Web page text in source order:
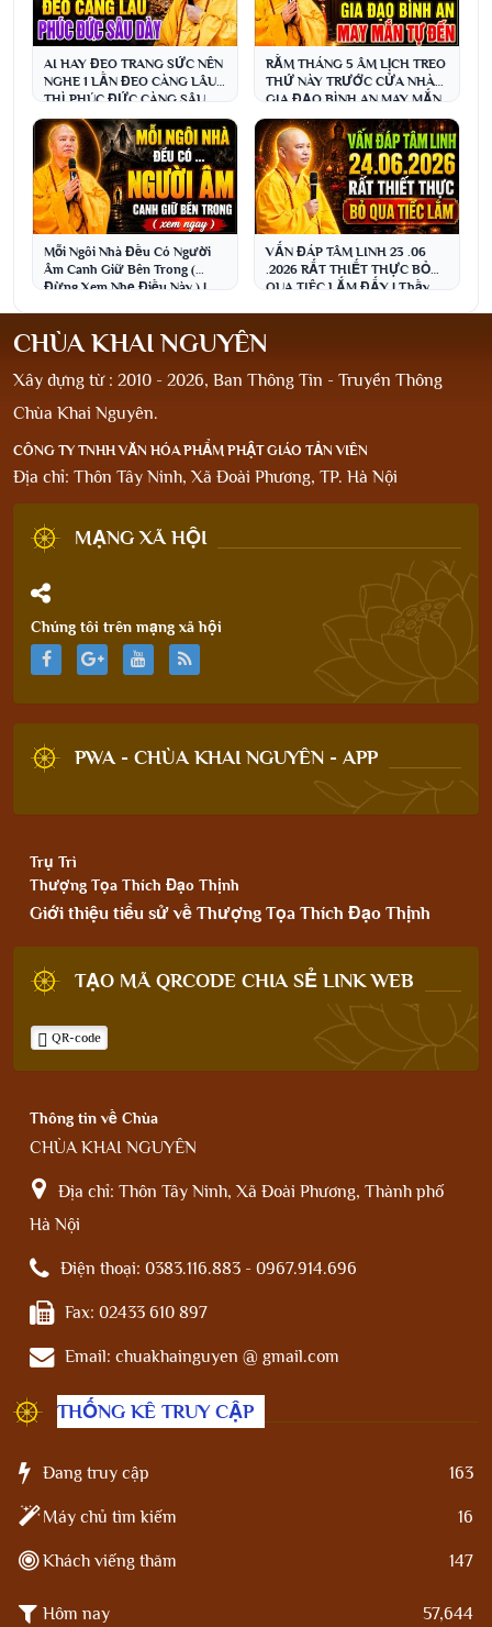
AI HAY ĐEO TRANG SỨC NÊN
NGHE 1 LẦN ĐEO CÀNG LÂU
THÌ PHÚC ĐỨC CÀNG SÂU
DÀY | Thầy Thích Đạo Thịnh
RẰM THÁNG 5 ÂM LỊCH TREO
THỨ NÀY TRƯỚC CỬA NHÀ
GIA ĐẠO BÌNH AN MAY MẮN
TỰ ĐẾN PHÚC ĐỨC RẤT LỚN
Mỗi Ngôi Nhà Đều Có Người
Âm Canh Giữ Bên Trong (
Đừng Xem Nhẹ Điều Này ) |
VẤN ĐÁP TÂM LINH 23 .06
.2026 RẤT THIẾT THỰC BỎ
QUA TIÊC LẮM ĐẤY | Thầy
CHÙA KHAI NGUYÊN
Xây dựng từ : 2010 - 2026, Ban Thông Tin - Truyền Thông
Chùa Khai Nguyên.
CÔNG TY TNHH VĂN HÓA PHẨM PHẬT GIÁO TẢN VIÊN
Địa chỉ: Thôn Tây Ninh, Xã Đoài Phương, TP. Hà Nội
MẠNG XÃ HỘI
Chúng tôi trên mạng xã hội
PWA - CHÙA KHAI NGUYÊN - APP
Trụ Trì
Thượng Tọa Thích Đạo Thịnh
Giới thiệu tiểu sử về Thượng Tọa Thích Đạo Thịnh
TẠO MÃ QRCODE CHIA SẺ LINK WEB
QR-code
Thông tin về Chùa
CHÙA KHAI NGUYÊN
Địa chỉ: Thôn Tây Ninh, Xã Đoài Phương, Thành phố
Hà Nội
Điện thoại: 0383.116.883 - 0967.914.696
Fax: 02433 610 897
Email: chuakhainguyen @ gmail.com
THỐNG KÊ TRUY CẬP
Đang truy cập 163
Máy chủ tìm kiếm 16
Khách viếng thăm 147
Hôm nay 57,644